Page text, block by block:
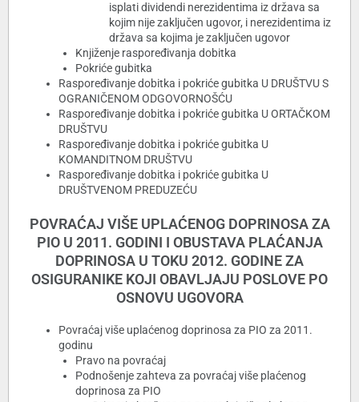
isplati dividendi nerezidentima iz država sa
kojim nije zaključen ugovor, i nerezidentima iz
država sa kojima je zaključen ugovor
Knjiženje raspoređivanja dobitka
Pokriće gubitka
Raspoređivanje dobitka i pokriće gubitka U DRUŠTVU S
OGRANIČENOM ODGOVORNOŠĆU
Raspoređivanje dobitka i pokriće gubitka U ORTAČKOM
DRUŠTVU
Raspoređivanje dobitka i pokriće gubitka U
KOMANDITNOM DRUŠTVU
Raspoređivanje dobitka i pokriće gubitka U
DRUŠTVENOM PREDUZEĆU
POVRAĆAJ VIŠE UPLAĆENOG DOPRINOSA ZA
PIO U 2011. GODINI I OBUSTAVA PLAĆANJA
DOPRINOSA U TOKU 2012. GODINE ZA
OSIGURANIKE KOJI OBAVLJAJU POSLOVE PO
OSNOVU UGOVORA
Povraćaj više uplaćenog doprinosa za PIO za 2011.
godinu
Pravo na povraćaj
Podnošenje zahteva za povraćaj više plaćenog
doprinosa za PIO